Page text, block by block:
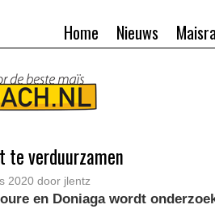
Nieuws
Home
verduurzamen
2020 door jlentz
en Doniaga wordt